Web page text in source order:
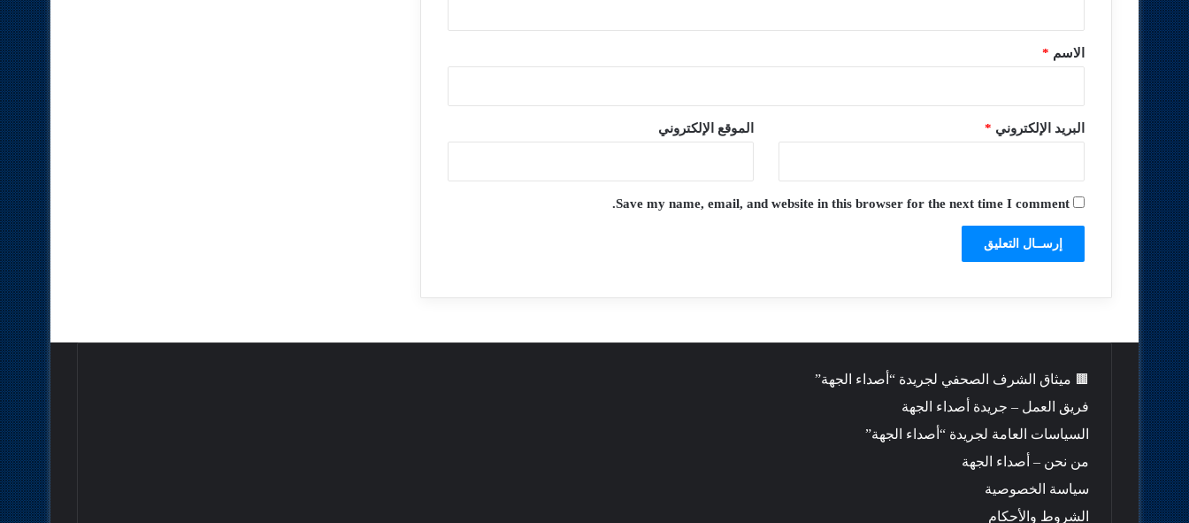
*الاسم *
البريد الإلكتروني * الموقع الإلكتروني
Save my name, email, and website in this browser for the next time I comment.
🟫 ميثاق الشرف الصحفي لجريدة “أصداء الجهة”
فريق العمل – جريدة أصداء الجهة
السياسات العامة لجريدة “أصداء الجهة”
من نحن – أصداء الجهة
سياسة الخصوصية
الشروط والأحكام